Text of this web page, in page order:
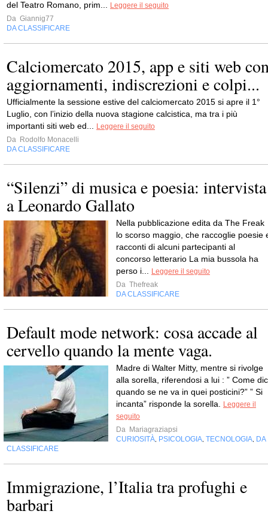
del Teatro Romano, prim...
Leggere il seguito
Da Giannig77
DA CLASSIFICARE
Calciomercato 2015, app e siti web
aggiornamenti, indiscrezioni e colpi...
Ufficialmente la sessione estive del calciomercato 2015 si apre il 1°
Luglio, con l’inizio della nuova stagione calcistica, ma tra i più
importanti siti web ed...
Leggere il seguito
Da Rodolfo Monacelli
DA CLASSIFICARE
“Silenzi” di musica e poesia: intervista
a Leonardo Gallato
Nella pubblicazione edita da The Freak
lo scorso maggio, che raccoglie poesie
racconti di alcuni partecipanti al
concorso letterario La mia bussola ha
perso i...
Leggere il seguito
Da Thefreak
DA CLASSIFICARE
Default mode network: cosa accade al
cervello quando la mente vaga.
Madre di Walter Mitty, mentre si rivolge
alla sorella, riferendosi a lui : ” Come
quando se ne va in quei posticini?” ” Si
incanta” risponde la sorella.
Leggere il
seguito
Da Mariagraziapsi
CURIOSITÀ PSICOLOGIA TECNOLOGIA DA
CLASSIFICARE
Immigrazione, l’Italia tra profughi e
barbari